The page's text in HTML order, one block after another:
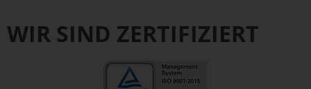
WIR SIND ZERTIFIZIERT